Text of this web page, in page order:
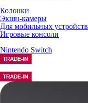
Колонки
Экшн-камеры
Для мобильных устройств
Игровые консоли
Nintendo Switch